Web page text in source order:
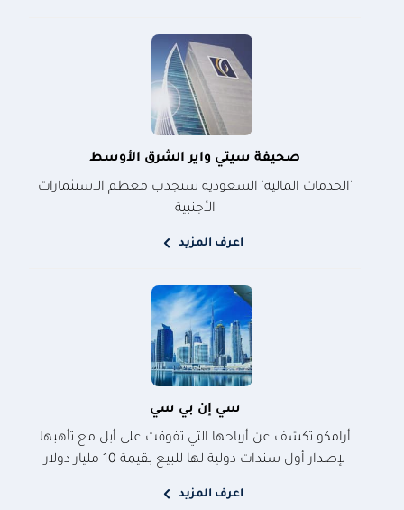
صحيفة سيتي واير الشرق الأوسط
'الخدمات المالية' السعودية ستجذب معظم الاستثمارات
الأجنبية
اعرف المزيد
سي إن بي سي
أرامكو تكشف عن أرباحها التي تفوقت على أبل مع تأهبها
لإصدار أول سندات دولية لها للبيع بقيمة 10 مليار دولار
اعرف المزيد